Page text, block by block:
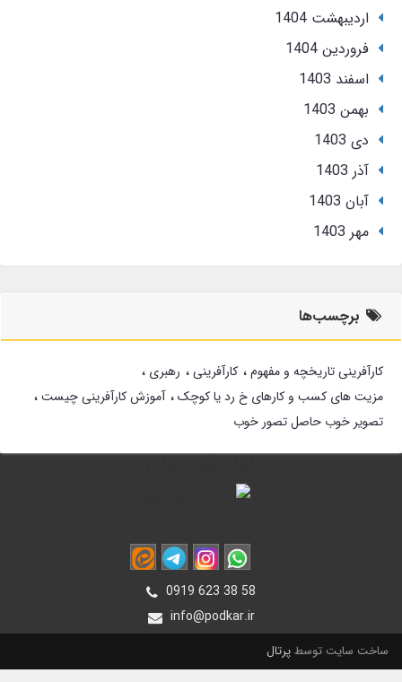
ارديبهشت 1404
فروردین 1404
اسفند 1403
بهمن 1403
دی 1403
آذر 1403
آبان 1403
مهر 1403
برچسب‌ها
کارآفرینی تاریخچه و مفهوم کارآفرینی رهبری
مزیت های کسب و کارهای خ رد یا کوچک آموزش کارآفرینی چیست
تصویر خوب حاصل تصور خوب
نماد ثبت ملی
0919 623 38 58
info@podkar.ir
ساخت سایت توسطپرتال